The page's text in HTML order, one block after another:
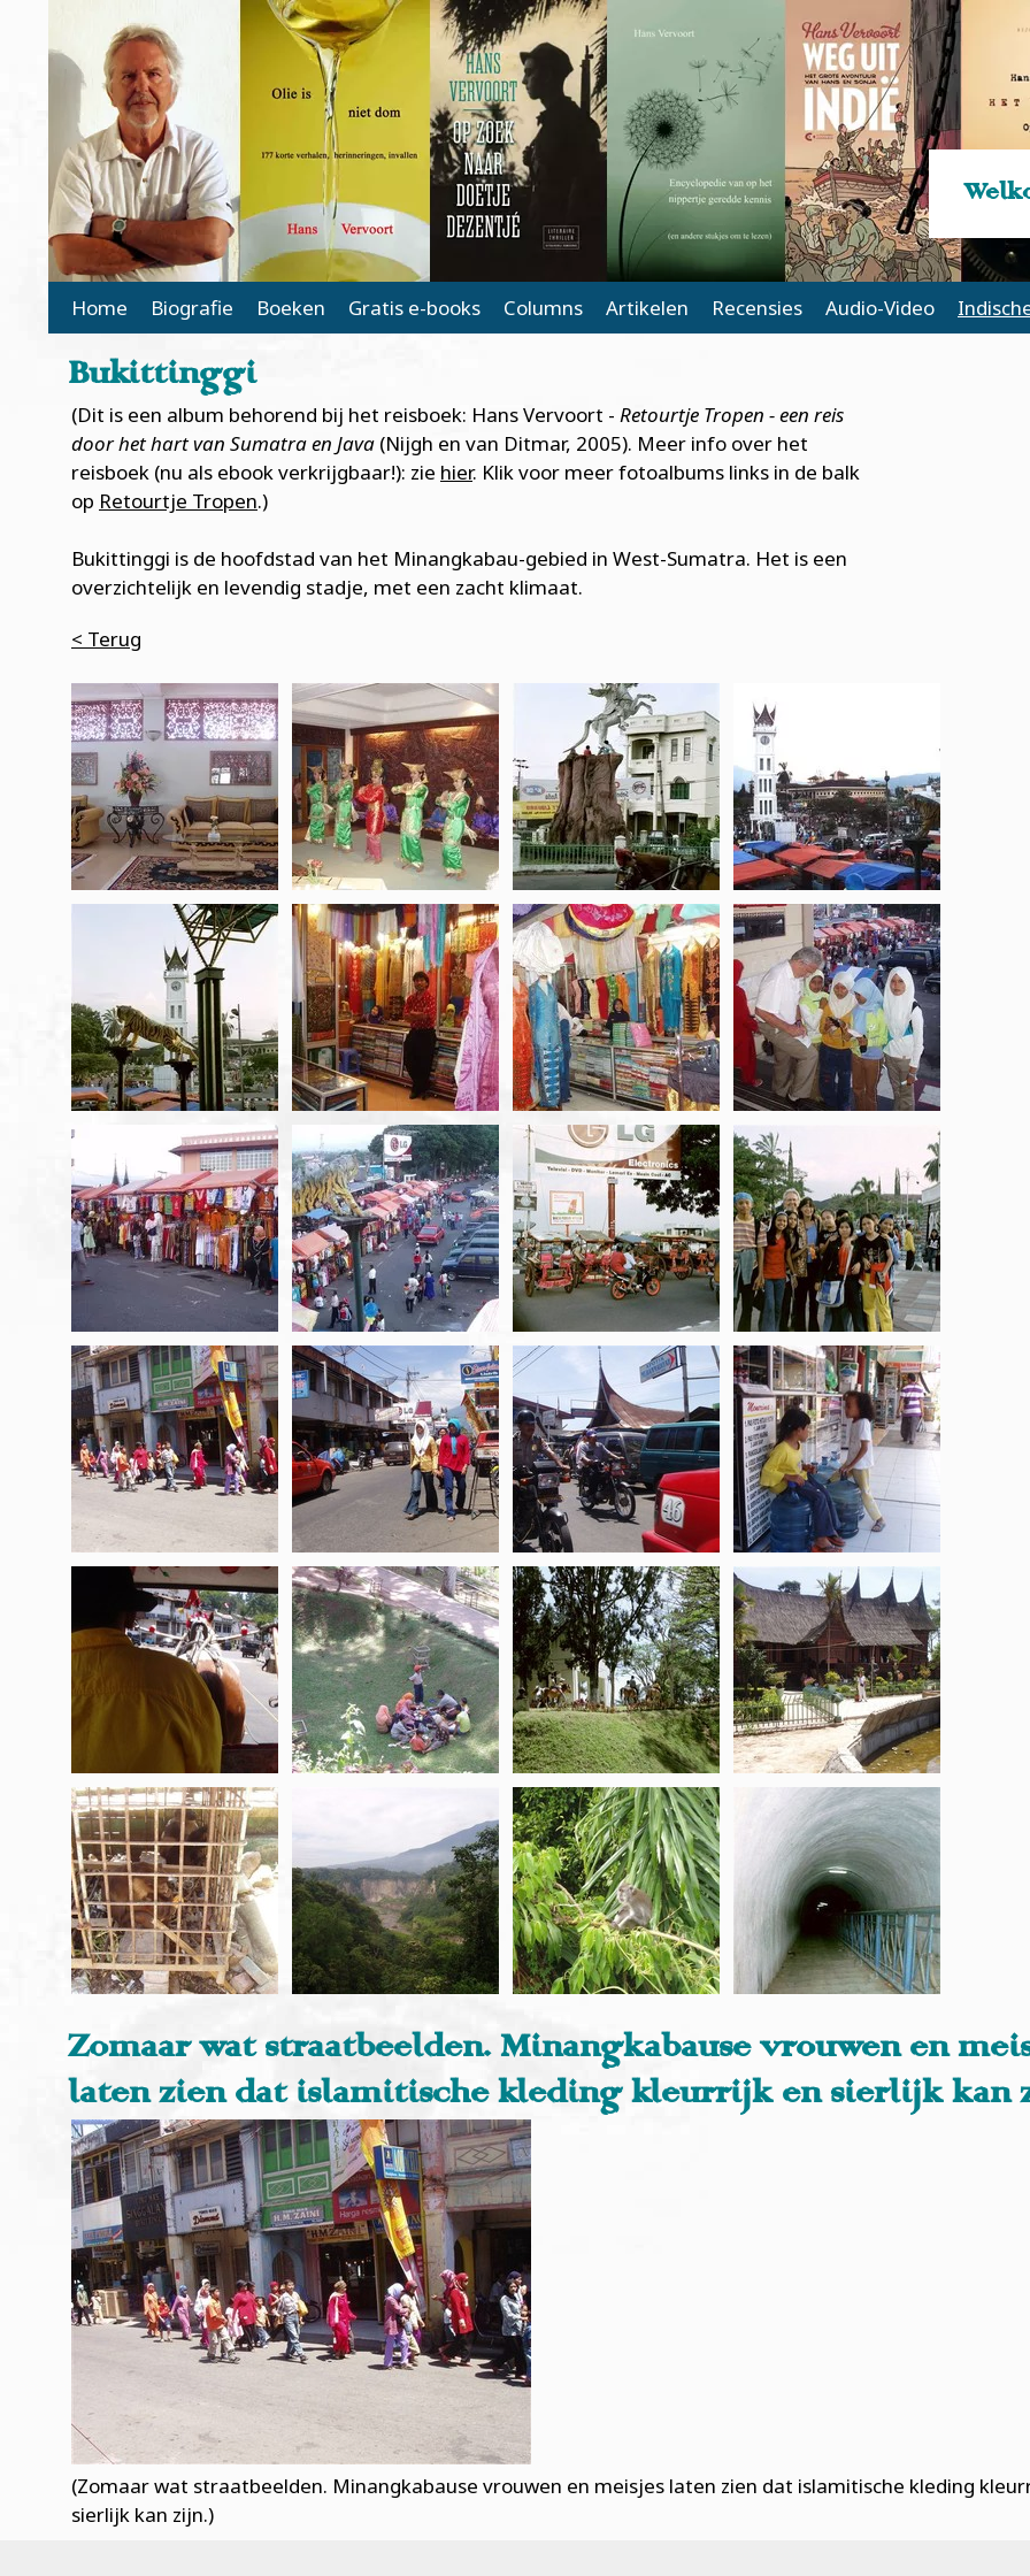
Main Page Navigation
Home Biografie Boeken Gratis e-books Columns Artikelen Recensies Audio-Video
Bukittinggi
(Dit is een album behorend bij het reisboek: Hans Vervoort - Retourtje Tropen - een reis
door het hart van Sumatra en Java (Nijgh en van Ditmar, 2005). Meer info over het
reisboek (nu als ebook verkrijgbaar!): zie hier. Klik voor meer fotoalbums links in de balk
op Retourtje Tropen.)
Bukittinggi is de hoofdstad van het Minangkabau-gebied in West-Sumatra. Het is een
overzichtelijk en levendig stadje, met een zacht klimaat.
< Terug
Zomaar wat straatbeelden. Minangkabause vrouwen en
laten zien dat islamitische kleding kleurrijk en sierlijk kan
(Zomaar wat straatbeelden. Minangkabause vrouwen en meisjes laten zien dat islamitische kleding
sierlijk kan zijn.)